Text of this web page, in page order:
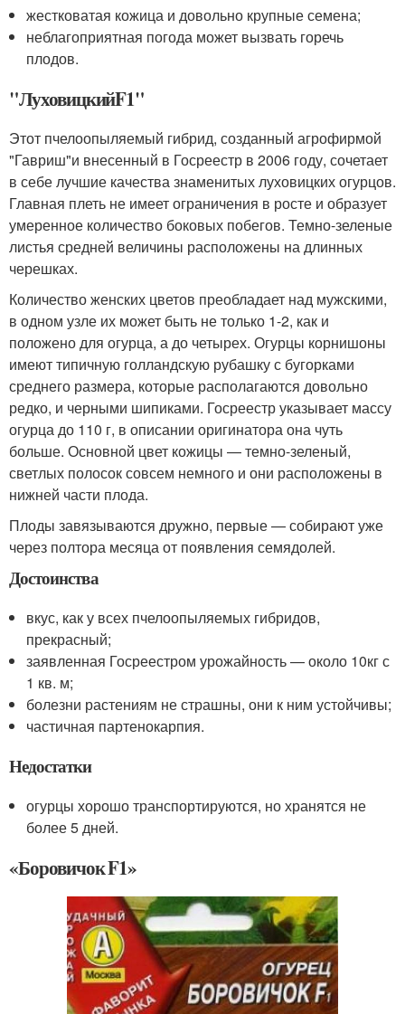
жестковатая кожица и довольно крупные семена;
неблагоприятная погода может вызвать горечь
плодов.
"ЛуховицкийF1"
Этот пчелоопыляемый гибрид, созданный агрофирмой
"Гавриш"и внесенный в Госреестр в 2006 году, сочетает
в себе лучшие качества знаменитых луховицких огурцов.
Главная плеть не имеет ограничения в росте и образует
умеренное количество боковых побегов. Темно-зеленые
листья средней величины расположены на длинных
черешках.
Количество женских цветов преобладает над мужскими,
в одном узле их может быть не только 1-2, как и
положено для огурца, а до четырех. Огурцы корнишоны
имеют типичную голландскую рубашку с бугорками
среднего размера, которые располагаются довольно
редко, и черными шипиками. Госреестр указывает массу
огурца до 110 г, в описании оригинатора она чуть
больше. Основной цвет кожицы — темно-зеленый,
светлых полосок совсем немного и они расположены в
нижней части плода.
Плоды завязываются дружно, первые — собирают уже
через полтора месяца от появления семядолей.
Достоинства
вкус, как у всех пчелоопыляемых гибридов,
прекрасный;
заявленная Госреестром урожайность — около 10кг с
1 кв. м;
болезни растениям не страшны, они к ним устойчивы;
частичная партенокарпия.
Недостатки
огурцы хорошо транспортируются, но хранятся не
более 5 дней.
«Боровичок F1»